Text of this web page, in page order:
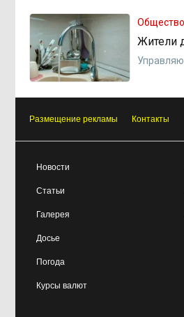
Общество
Жители
Размещение рекламы Контакты
Новости
Статьи
Галерея
Досье
Погода
Курсы валют